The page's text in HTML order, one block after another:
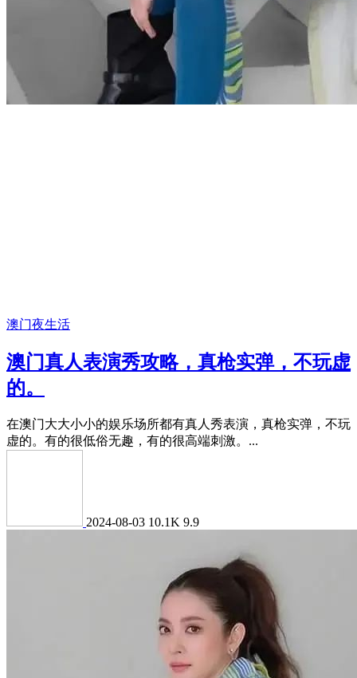
澳门夜生活
澳门真人表演秀攻略，真枪实弹，不玩虚
的。
在澳门大大小小的娱乐场所都有真人秀表演，真枪实弹，不玩
虚的。有的很低俗无趣，有的很高端刺激。...
2024-08-03 10.1K 9.9